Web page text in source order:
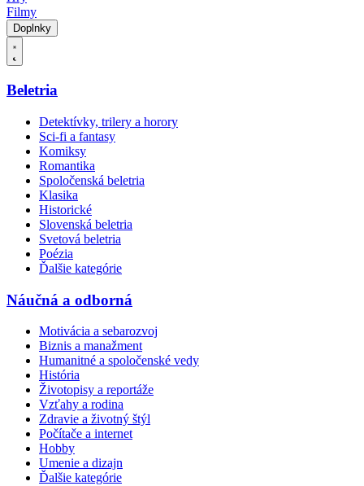
Filmy
Doplnky
Beletria
Detektívky, trilery a horory
Sci-fi a fantasy
Komiksy
Romantika
Spoločenská beletria
Klasika
Historické
Slovenská beletria
Svetová beletria
Poézia
Ďalšie kategórie
Náučná a odborná
Motivácia a sebarozvoj
Biznis a manažment
Humanitné a spoločenské vedy
História
Životopisy a reportáže
Vzťahy a rodina
Zdravie a životný štýl
Počítače a internet
Hobby
Umenie a dizajn
Ďalšie kategórie